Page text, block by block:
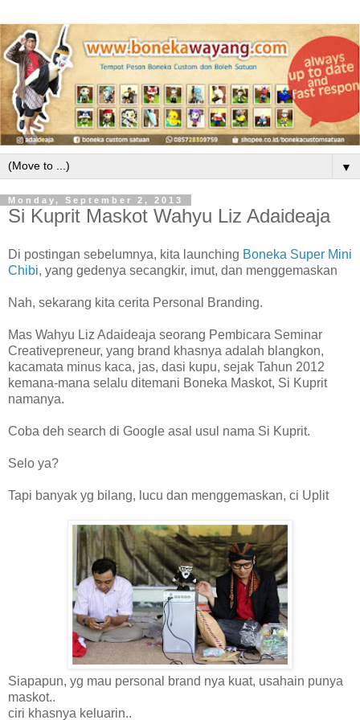
▼
Monday, September 2, 2013
Si Kuprit Maskot Wahyu Liz Adaideaja
Di postingan sebelumnya, kita launching Boneka Super Mini
Chibi, yang gedenya secangkir, imut, dan menggemaskan
Nah, sekarang kita cerita Personal Branding.
Mas Wahyu Liz Adaideaja seorang Pembicara Seminar
Creativepreneur, yang brand khasnya adalah blangkon,
kacamata minus kaca, jas, dasi kupu, sejak Tahun 2012
kemana-mana selalu ditemani Boneka Maskot, Si Kuprit
namanya.
Coba deh search di Google asal usul nama Si Kuprit.
Selo ya?
Tapi banyak yg bilang, lucu dan menggemaskan, ci Uplit
Siapapun, yg mau personal brand nya kuat, usahain punya
maskot..
ciri khasnya keluarin..